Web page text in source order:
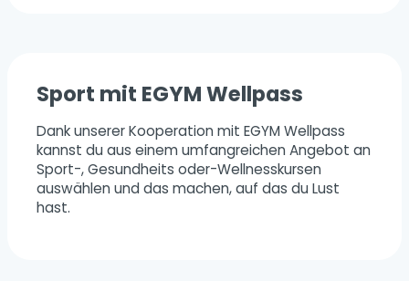
Sport mit EGYM Wellpass
Dank unserer Kooperation mit EGYM Wellpass
kannst du aus einem umfangreichen Angebot an
Sport-, Gesundheits oder-Wellnesskursen
auswählen und das machen, auf das du Lust
hast.